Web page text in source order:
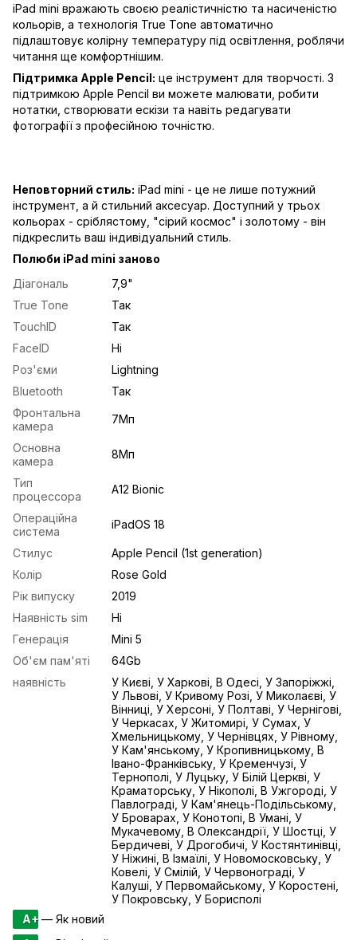
iPad mini вражають своєю реалістичністю та насиченістю
кольорів, а технологія True Tone автоматично
підлаштовує колірну температуру під освітлення, роблячи
читання ще комфортнішим.
Підтримка Apple Pencil: це інструмент для творчості. З
підтримкою Apple Pencil ви можете малювати, робити
нотатки, створювати ескізи та навіть редагувати
фотографії з професійною точністю.
Неповторний стиль: iPad mini - це не лише потужний
інструмент, а й стильний аксесуар. Доступний у трьох
кольорах - сріблястому, "сірий космос" і золотому - він
підкреслить ваш індивідуальний стиль.
Полюби iPad mini заново
Діагональ
7,9"
True Tone
Так
TouchID
Так
FaceID
Ні
Роз'єми
Lightning
Bluetooth
Так
Фронтальна
камера
7Мп
Основна
камера
8Mп
Тип
процессора
A12 Bionic
Операційна
система
iPadOS 18
Стилус
Apple Pencil (1st generation)
Колір
Rose Gold
Рік випуску
2019
Наявність sim
Ні
Генерація
Mini 5
Об'єм пам'яті
64Gb
наявність
У Києві, У Харкові, В Одесі, У Запоріжжі,
У Львові, У Кривому Розі, У Миколаєві, У
Вінниці, У Херсоні, У Полтаві, У Чернігові,
У Черкасах, У Житомирі, У Сумах, У
Хмельницькому, У Чернівцях, У Рівному,
У Кам'янському, У Кропивницькому, В
Івано-Франківську, У Кременчузі, У
Тернополі, У Луцьку, У Білій Церкві, У
Краматорську, У Нікополі, В Ужгороді, У
Павлограді, У Кам'янець-Подільському,
У Броварах, У Конотопі, В Умані, У
Мукачевому, В Олександрії, У Шостці, У
Бердичеві, У Дрогобичі, У Костянтинівці,
У Ніжині, В Ізмаїлі, У Новомосковську, У
Ковелі, У Смілій, У Червонограді, У
Калуші, У Первомайському, У Коростені,
У Покровську, У Борисполі
A+— Як новий